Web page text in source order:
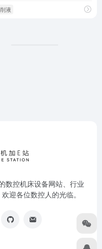
液
数控机床设备网站、行业
迎各位数控人的光临。